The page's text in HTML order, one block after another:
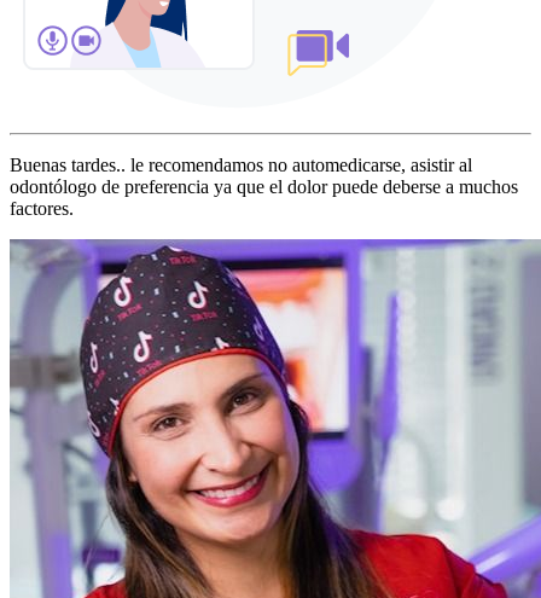
Buenas tardes.. le recomendamos no automedicarse, asistir al
odontólogo de preferencia ya que el dolor puede deberse a muchos
factores.